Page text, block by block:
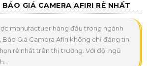
BÁO GIÁ CAMERA AFIRI RẺ NHẤT
manufactuer hàng đầu trong ngành
Giá Camera Afiri không chỉ đáng tin
rẻ nhất trên thị trường. Với đội ngũ